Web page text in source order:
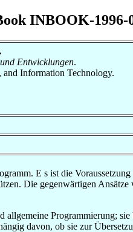
INBOOK-1996-
Entwicklungen.
Information Technology.
E s ist die
Die gegenwärtigen
Programmierung;
davon, ob sie zur